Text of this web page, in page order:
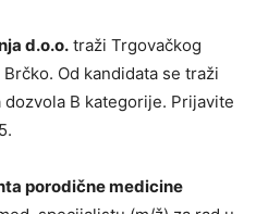
d.o.o. traži Trgovačkog
Od kandidata se traži
B kategorije. Prijavite
porodične medicine